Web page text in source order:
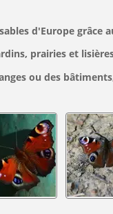
d'Europe grâce
prairies et
ou des